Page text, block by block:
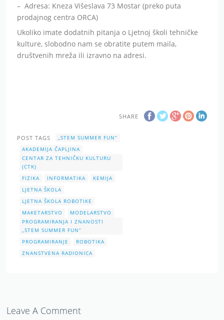
– Adresa: Kneza Višeslava 73 Mostar (preko puta
prodajnog centra ORCA)
Ukoliko imate dodatnih pitanja o Ljetnoj školi tehničke
kulture, slobodno nam se obratite putem maila,
društvenih mreža ili izravno na adresi.
SHARE
POST TAGS
„STEM SUMMER FUN“
AKADEMIJA ČAPLJINA
CENTAR ZA TEHNIČKU KULTURU
(CTK)
FIZIKA
INFORMATIKA
KEMIJA
LJETNA ŠKOLA
LJETNA ŠKOLA ROBOTIKE
MAKETARSTVO
MODELARSTVO
PROGRAMIRANJA I ZNANOSTI
„STEM SUMMER FUN“
PROGRAMIRANJE
ROBOTIKA
ZNANSTVENA RADIONICA
Leave A Comment